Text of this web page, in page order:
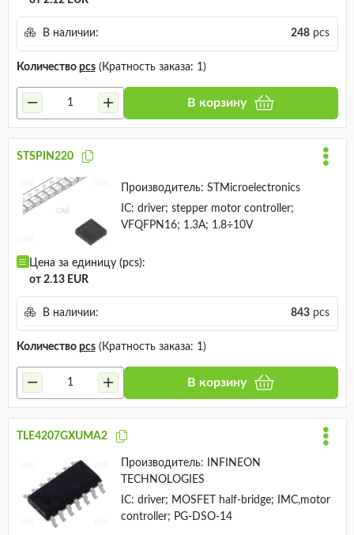
В наличии: 248pcs
Количество pcs(Кратность заказа: 1)
В корзину
STSPIN220
Производитель: STMicroelectronics
IC: driver; stepper motor controller;
VFQFPN16; 1.3A; 1.8÷10V
Цена за единицу (pcs):
от 2.13 EUR
В наличии: 843pcs
Количество pcs(Кратность заказа: 1)
В корзину
TLE4207GXUMA2
Производитель:
INFINEON
TECHNOLOGIES
IC: driver; MOSFET half-bridge; IMC,motor
controller; PG-DSO-14